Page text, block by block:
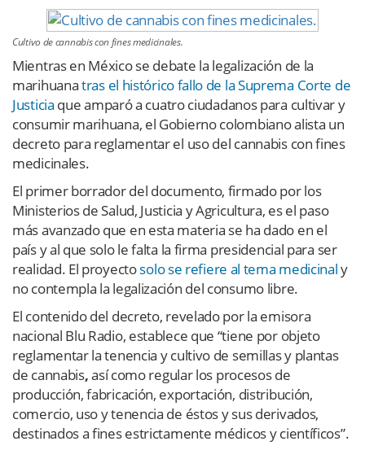
Cultivo de cannabis con fines medicinales.
Mientras en México se debate la legalización de la
marihuanatras el histórico fallo de la Suprema Corte de
Justicia que amparó a cuatro ciudadanos para cultivar y
consumir marihuana, el Gobierno colombiano alista un
decreto para reglamentar el uso del cannabis con fines
medicinales.
El primer borrador del documento, firmado por los
Ministerios de Salud, Justicia y Agricultura, es el paso
más avanzado que en esta materia se ha dado en el
país y al que solo le falta la firma presidencial para ser
realidad. El proyectosolo se refiere al tema medicinaly
no contempla la legalización del consumo libre.
El contenido del decreto, revelado por la emisora
nacional Blu Radio, establece que “tiene por objeto
reglamentar la tenencia y cultivo de semillas y plantas
de cannabis,así como regular los procesos de
producción, fabricación, exportación, distribución,
comercio, uso y tenencia de éstos y sus derivados,
destinados a fines estrictamente médicos y científicos”.